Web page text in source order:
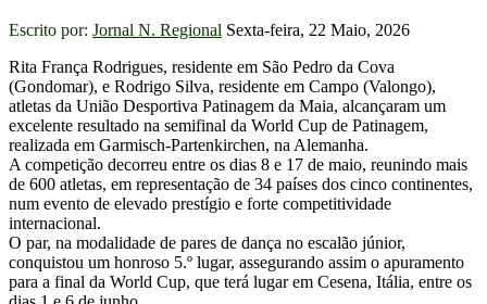
Escrito por: Jornal N. Regional Sexta-feira, 22 Maio, 2026
Rita França Rodrigues, residente em São Pedro da Cova
(Gondomar), e Rodrigo Silva, residente em Campo (Valongo),
atletas da União Desportiva Patinagem da Maia, alcançaram um
excelente resultado na semifinal da World Cup de Patinagem,
realizada em Garmisch-Partenkirchen, na Alemanha.
A competição decorreu entre os dias 8 e 17 de maio, reunindo mais
de 600 atletas, em representação de 34 países dos cinco continentes,
num evento de elevado prestígio e forte competitividade
internacional.
O par, na modalidade de pares de dança no escalão júnior,
conquistou um honroso 5.º lugar, assegurando assim o apuramento
para a final da World Cup, que terá lugar em Cesena, Itália, entre os